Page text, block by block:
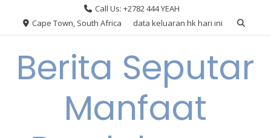
Call Us: +2782 444 YEAH
Cape Town, South Africa
data keluaran hk hari ini
Berita Seputar
Manfaat